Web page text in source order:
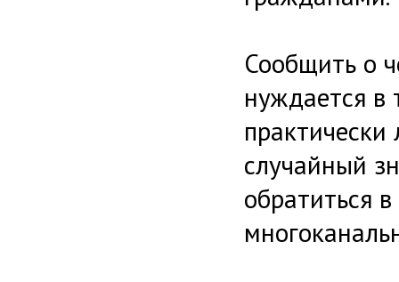
Сообщить о
нуждается в
случайный
обратиться